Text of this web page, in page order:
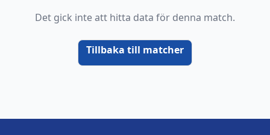
Det gick inte att hitta data för denna match.
Tillbaka till matcher